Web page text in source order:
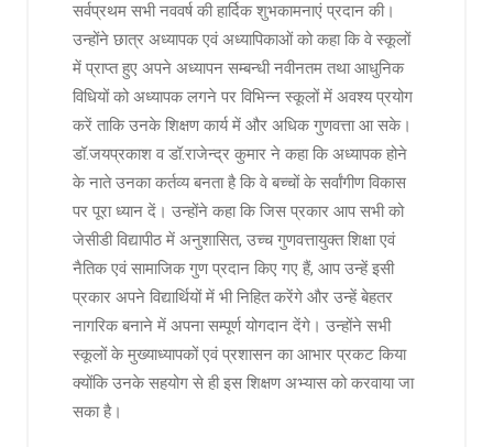
सर्वप्रथम सभी नववर्ष की हार्दिक शुभकामनाएं प्रदान की।
उन्होंने छात्र अध्यापक एवं अध्यापिकाओं को कहा कि वे स्कूलों
में प्राप्त हुए अपने अध्यापन सम्बन्धी नवीनतम तथा आधुनिक
विधियों को अध्यापक लगने पर विभिन्न स्कूलों में अवश्य प्रयोग
करें ताकि उनके शिक्षण कार्य में और अधिक गुणवत्ता आ सके।
डॉ.जयप्रकाश व डॉ.राजेन्द्र कुमार ने कहा कि अध्यापक होने
के नाते उनका कर्तव्य बनता है कि वे बच्चों के सर्वांगीण विकास
पर पूरा ध्यान दें। उन्होंने कहा कि जिस प्रकार आप सभी को
जेसीडी विद्यापीठ में अनुशासित, उच्च गुणवत्तायुक्त शिक्षा एवं
नैतिक एवं सामाजिक गुण प्रदान किए गए हैं, आप उन्हें इसी
प्रकार अपने विद्यार्थियों में भी निहित करेंगे और उन्हें बेहतर
नागरिक बनाने में अपना सम्पूर्ण योगदान देंगे। उन्होंने सभी
स्कूलों के मुख्याध्यापकों एवं प्रशासन का आभार प्रकट किया
क्योंकि उनके सहयोग से ही इस शिक्षण अभ्यास को करवाया जा
सका है।